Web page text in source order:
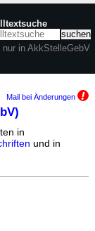
nur in AkkStelleGebV
Mail bei Änderungen
in
und in